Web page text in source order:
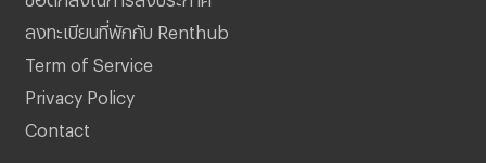
ลงทะเบียนที่พักกับ Renthub
Term of Service
Privacy Policy
Contact